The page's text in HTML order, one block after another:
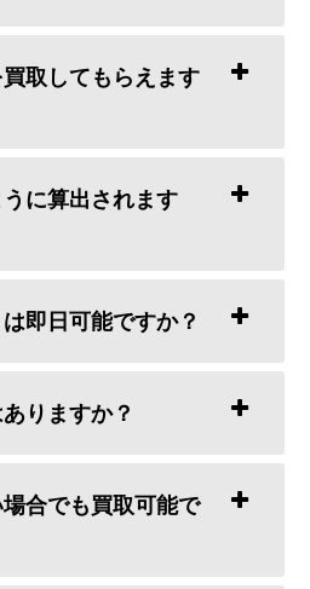
取してもらえます
に算出されます
即日可能ですか？
りますか？
合でも買取可能で